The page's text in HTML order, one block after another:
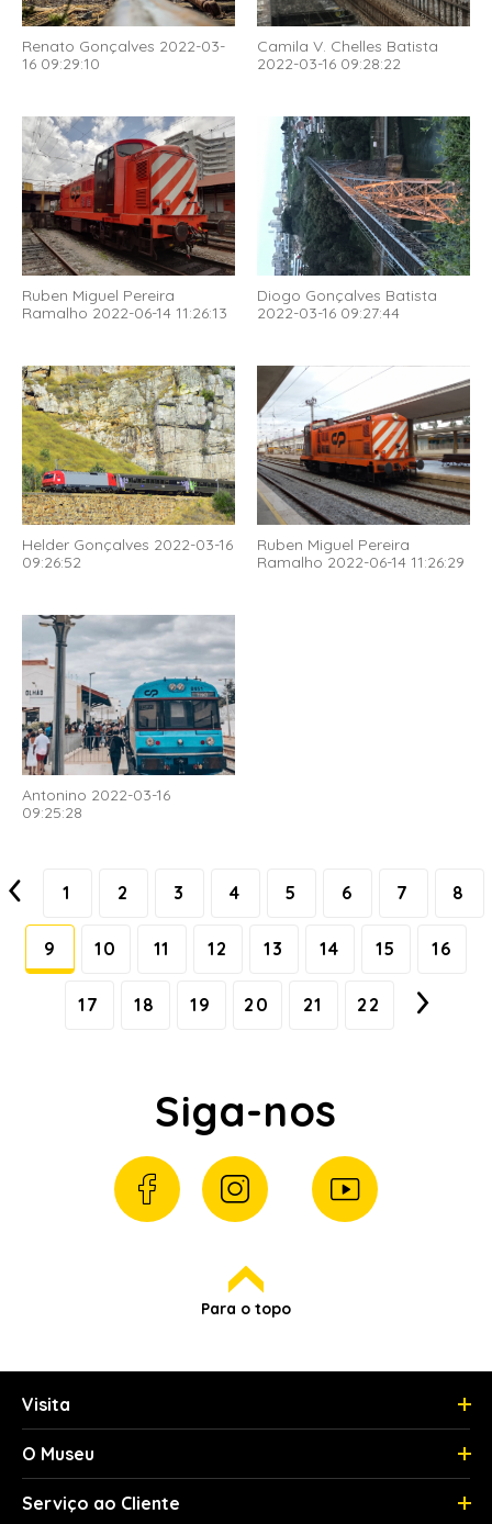
Renato Gonçalves 2022-03-
16 09:29:10
Camila V. Chelles Batista
2022-03-16 09:28:22
Ruben Miguel Pereira
Ramalho 2022-06-14 11:26:13
Diogo Gonçalves Batista
2022-03-16 09:27:44
Helder Gonçalves 2022-03-16
09:26:52
Ruben Miguel Pereira
Ramalho 2022-06-14 11:26:29
Antonino 2022-03-16
09:25:28
1 2 3 4 5 6 7 8
9 10 11 12 13 14 15 16
17 18 19 20 21 22
Siga-nos
Para o topo
Visita
O Museu
Serviço ao Cliente